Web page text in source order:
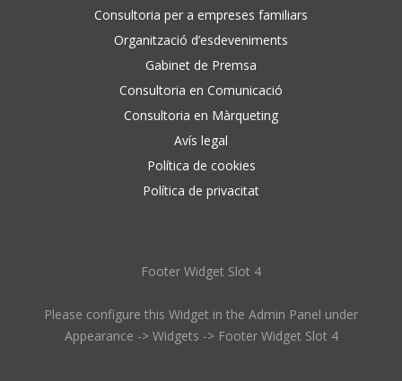
Consultoria per a empreses familiars
Organització d’esdeveniments
Gabinet de Premsa
Consultoria en Comunicació
Consultoria en Màrqueting
Avís legal
Política de cookies
Política de privacitat
Footer Widget Slot 4
Please configure this Widget in the Admin Panel under
Appearance -> Widgets -> Footer Widget Slot 4